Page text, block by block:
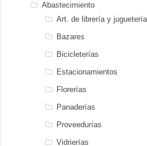
Abastecimiento
Art. de librería y
Bazares
Bicicleterías
Estacionamientos
Florerías
Panaderías
Proveedurías
Vidrierías